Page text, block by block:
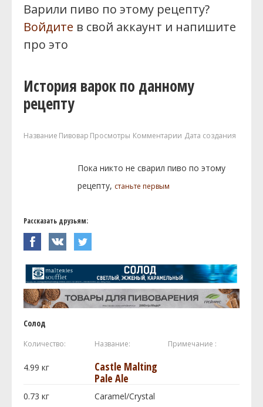
Варили пиво по этому рецепту?
Войдите в свой аккаунт и напишите
про это
История варок по данному
рецепту
Название Пивовар Просмотры Комментарии Дата создания
Пока никто не сварил пиво по этому
рецепту, станьте первым
Рассказать друзьям:
Солод
Количество: Название: Примечание :
4.99 кг
Castle Malting
Pale Ale
0.73 кг
Caramel/Crystal